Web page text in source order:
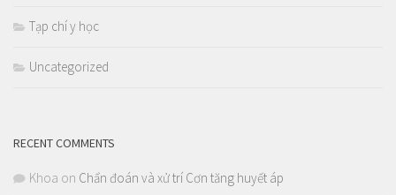
Tạp chí y học
Uncategorized
RECENT COMMENTS
Khoa on Chẩn đoán và xử trí Cơn tăng huyết áp